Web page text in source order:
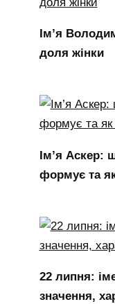
Ім’я
доля жінки
Ім’я Аскер:
формує та
22 липня:
значення,